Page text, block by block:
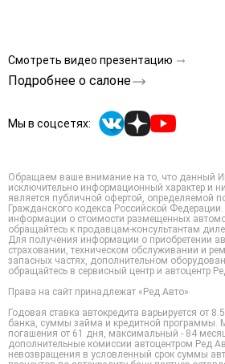
Смотреть видео презентацию
Подробнее о салоне
Мы в соцсетях:
Обращаем ваше внимание на то, что данный
исключительно информационный характер и
является публичной офертой, определяемой
Гражданского кодекса Российской
информации о стоимости размещенных
обращайтесь к продавцам-консультантам
Для получения информации о приобретении
страховании, техническом обслуживании и
запасных частях, дополнительном
обращайтесь в сервисный центр и автоцентр
Права на сайт принадлежат «Ред Авто»
Годовая ставка автокредита варьируется от
банка, суммы займа и кредитной программы.
погашения от 61 дня, максимальный - 84
дополнительные комиссии автоцентром Ред
невозвращения в условленный срок суммы